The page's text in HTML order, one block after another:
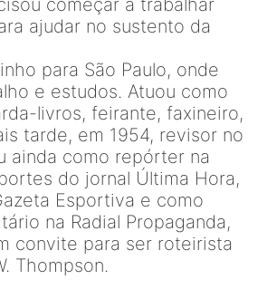
ajudar no sustento da
para São Paulo, onde
e estudos. Atuou como
livros, feirante, faxineiro,
tarde, em 1954, revisor no
ainda como repórter na
do jornal Última Hora,
Esportiva e como
na Radial Propaganda,
convite para ser roteirista
Thompson.